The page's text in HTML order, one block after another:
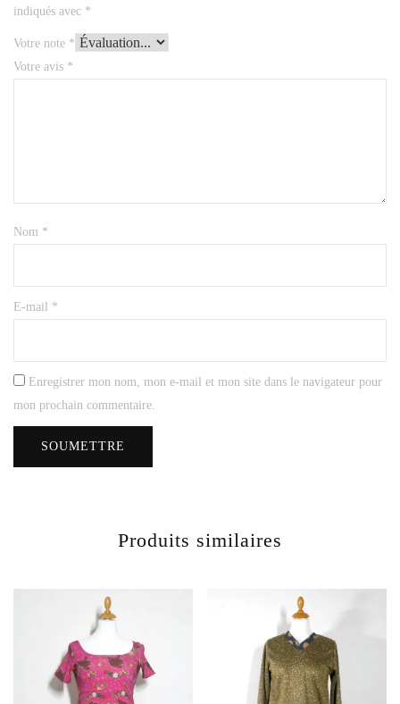
indiqués avec *
Votre note *
Votre avis *
Nom *
E-mail *
Enregistrer mon nom, mon e-mail et mon site dans le navigateur pour
mon prochain commentaire.
Produits similaires